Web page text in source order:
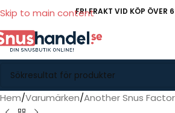
Skip to main contentFRI FRAKT VID KÖP ÖVER
Hem Varumärken Another Snus